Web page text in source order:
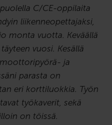
C/CE-oppilaita
liikenneopettajaksi,
monta vuotta. Keväällä
vuosi. Kesällä
ja
parasta on
eri korttiluokkia. Työn
työkaverit, sekä
on töissä.